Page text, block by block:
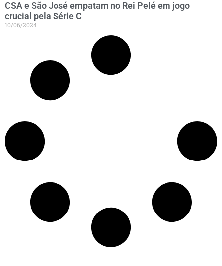
CSA e São José empatam no Rei Pelé em jogo
crucial pela Série C
10/06/2024